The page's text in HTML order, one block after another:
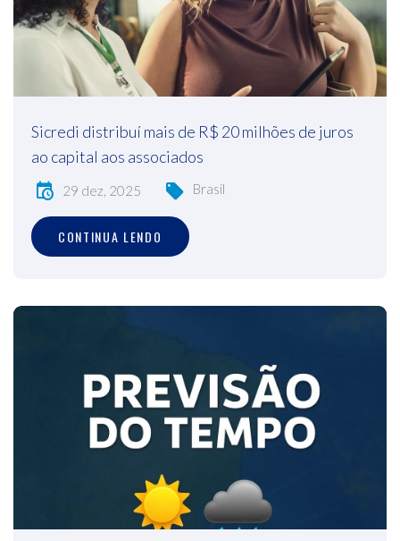
Sicredi distribuí mais de R$ 20 milhões de juros
ao capital aos associados
29 dez, 2025 Brasil
CONTINUA LENDO